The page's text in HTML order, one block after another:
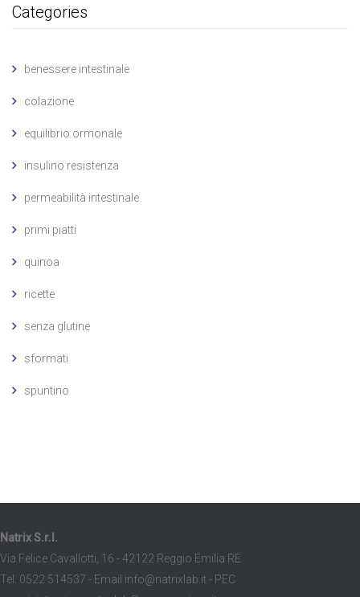
Categories
benessere intestinale
colazione
equilibrio ormonale
insulino resistenza
permeabilità intestinale
primi piatti
quinoa
ricette
senza glutine
sformati
spuntino
Natrix S.r.l.
Via Felice Cavallotti, 16 - 42122 Reggio Emilia RE
Tel. 0522 514537 - Email info@natrixlab.it - PEC